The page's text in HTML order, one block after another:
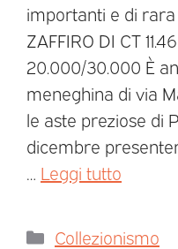
importanti e di rara
ZAFFIRO DI CT
20.000/30.000 È
meneghina di via
le aste preziose di
dicembre
Leggi tutto
Collezionismo